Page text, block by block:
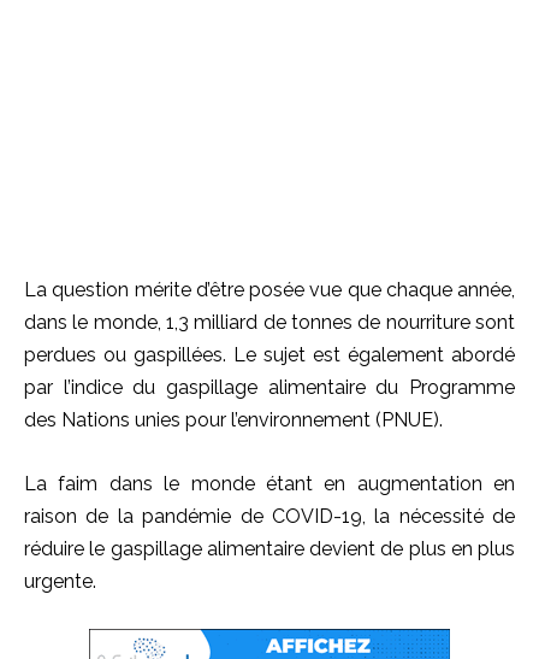
La question mérite d’être posée vue que chaque année,
dans le monde, 1,3 milliard de tonnes de nourriture sont
perdues ou gaspillées. Le sujet est également abordé
par l’indice du gaspillage alimentaire du Programme
des Nations unies pour l’environnement (PNUE).
La faim dans le monde étant en augmentation en
raison de la pandémie de COVID-19, la nécessité de
réduire le gaspillage alimentaire devient de plus en plus
urgente.